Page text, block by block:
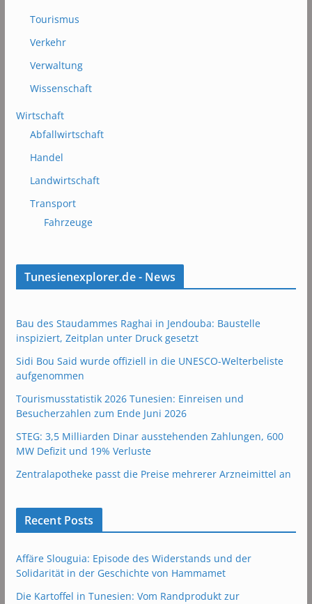
Tourismus
Verkehr
Verwaltung
Wissenschaft
Wirtschaft
Abfallwirtschaft
Handel
Landwirtschaft
Transport
Fahrzeuge
Tunesienexplorer.de - News
Bau des Staudammes Raghai in Jendouba: Baustelle
inspiziert, Zeitplan unter Druck gesetzt
Sidi Bou Said wurde offiziell in die UNESCO-Welterbeliste
aufgenommen
Tourismusstatistik 2026 Tunesien: Einreisen und
Besucherzahlen zum Ende Juni 2026
STEG: 3,5 Milliarden Dinar ausstehenden Zahlungen, 600
MW Defizit und 19% Verluste
Zentralapotheke passt die Preise mehrerer Arzneimittel an
Recent Posts
Affäre Slouguia: Episode des Widerstands und der
Solidarität in der Geschichte von Hammamet
Die Kartoffel in Tunesien: Vom Randprodukt zur